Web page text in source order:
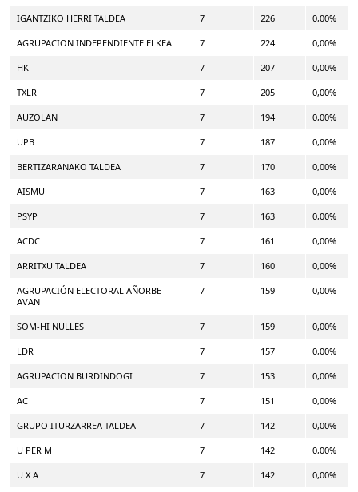
IGANTZIKO HERRI TALDEA 7 226 0,00%
AGRUPACION INDEPENDIENTE ELKEA 7 224 0,00%
HK 7 207 0,00%
TXLR 7 205 0,00%
AUZOLAN 7 194 0,00%
UPB 7 187 0,00%
BERTIZARANAKO TALDEA 7 170 0,00%
AISMU 7 163 0,00%
PSYP 7 163 0,00%
ACDC 7 161 0,00%
ARRITXU TALDEA 7 160 0,00%
AGRUPACIÓN ELECTORAL AÑORBE
AVAN
7 159 0,00%
SOM-HI NULLES 7 159 0,00%
LDR 7 157 0,00%
AGRUPACION BURDINDOGI 7 153 0,00%
AC 7 151 0,00%
GRUPO ITURZARREA TALDEA 7 142 0,00%
U PER M 7 142 0,00%
U X A 7 142 0,00%